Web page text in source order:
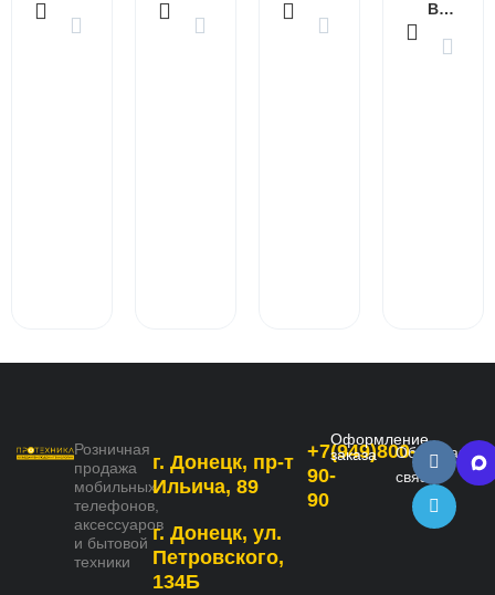
В КОРЗИНУ
Розничная
продажа
мобильных
телефонов,
аксессуаров
и бытовой
техники
г. Донецк, пр-т
Ильича, 89
г. Донецк, ул.
Петровского,
134Б
+7(949)800-
90-
90
Оформление
заказа
Обратная
связь